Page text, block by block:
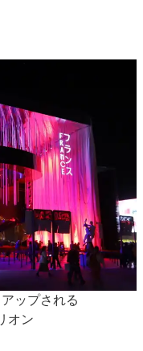
ップされる
オン